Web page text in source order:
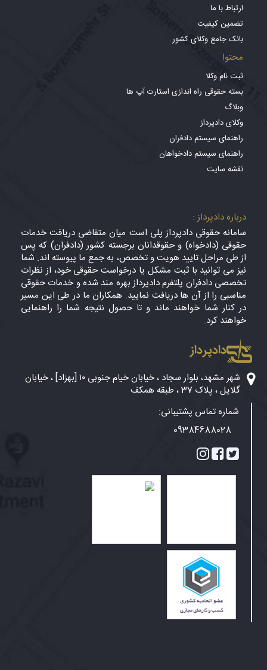
ارتباط با ما
تضمین کیفیت
بانک جامع وکلای کشور
محتوا
ثبت نام وکلا
بسته حقوقی راه اندازی استارت آپ ها
وبلاگ
وکلای دادپرداز
راهنمای سیستم دادفران
راهنمای سیستم دادخواهان
نقشه سایت
درباره دادپرداز :
سامانه حقوقی دادپرداز پلی است میان متقاضی دریافت خدمات
حقوقی (دادخواه) و حقوقدانان برجسته کشور (دادفران) که پس
از طی مراحل تایید هویت و تخصص، به جمع ما پیوسته اند. شما
نیز می توانید با ثبت مشکل یا درخواست حقوقی خود، از نظرات
تخصصی دادفران پلتفرم دادپرداز بهره مند شده و خدمات حقوقی
مناسبی را از آن ها دریافت نمایید. همکاران ما در طی این مسیر
در کنار شما خواهند ماند و تا حصول نتیجه شما را راهنمایی
خواهند کرد.
دادپرداز
شهر مشهد، بلوار سجاد ، خیابان خیام جنوبی ۱۰ [بهزاد] ، خیابان
گلایل ، پلاک 37 ، طبقه همکف
شماره تماس پشتیبانی:
09384688028